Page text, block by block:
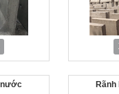
nước